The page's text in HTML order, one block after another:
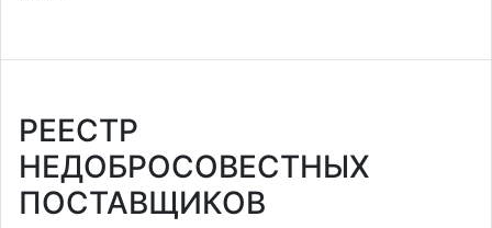
РЕЕСТР
НЕДОБРОСОВЕСТНЫХ
ПОСТАВЩИКОВ